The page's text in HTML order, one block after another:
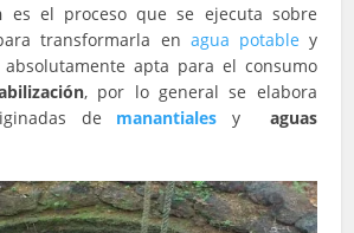
es el proceso que se ejecuta sobre
transformarla en agua potable y
apta para el consumo
, por lo general se elabora
de manantiales y aguas